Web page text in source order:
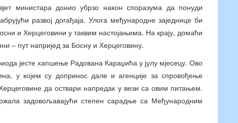
министара донио убрзо након споразума да понуди
развој догађаја. Улога међународне заједнице би
и Херцеговини у таквим настојањима. На крају, домаћи
– пут напријед за Босну и Херцеговину.
јесте хапшење Радована Караџића у јулу мјесецу. Ово
у којем су допринос дале и агенције за спровођење
да оствари напредак у вези са овим питањем.
задовољавајући степен сарадње са Међународним